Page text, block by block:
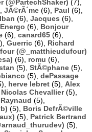
(@PartechShaker) (7),
JÃ©rÃ´me (6), Paul (6),
(6), Jacques (6),
Energo (6), Bonjour
(6), canard65 (6),
Guerric (6), Richard
(@_matthieudufour)
(6), romu (6),
(5), StÃ©phane (5),
(5), dePassage
herve lebret (5), Alex
Nicolas Chevallier(5),
(5),
(5), Boris DefrÃ©ville
(5), Patrick Bertrand
(5),